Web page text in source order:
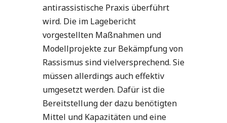
antirassistische Praxis überführt
wird. Die im Lagebericht
vorgestellten Maßnahmen und
Modellprojekte zur Bekämpfung von
Rassismus sind vielversprechend. Sie
müssen allerdings auch effektiv
umgesetzt werden. Dafür ist die
Bereitstellung der dazu benötigten
Mittel und Kapazitäten und eine